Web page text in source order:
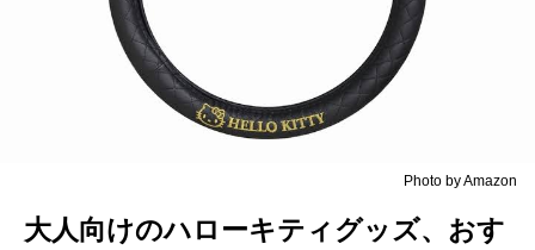
Photo by Amazon
大人向けのハローキティグッズ、おす